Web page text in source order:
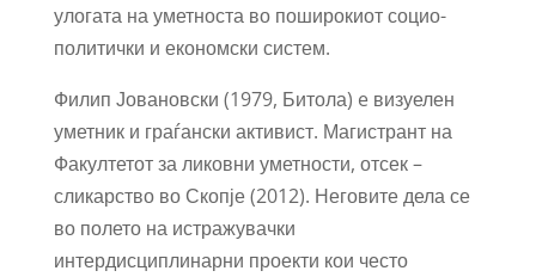
улогата на уметноста во поширокиот социо-
политички и економски систем.
Филип Јовановски (1979, Битола) e визуелен
уметник и граѓански активист. Магистрант на
Факултетот за ликовни уметности, отсек –
сликарство во Скопје (2012). Неговите дела се
во полето на истражувачки
интердисциплинарни проекти кои често